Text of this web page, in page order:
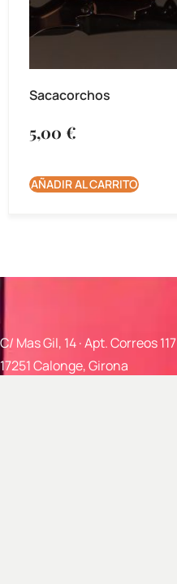
Sacacorchos
5,00 €
AÑADIR AL CARRITO
C/ Mas Gil, 14 · Apt. Correos 117
17251 Calonge, Girona